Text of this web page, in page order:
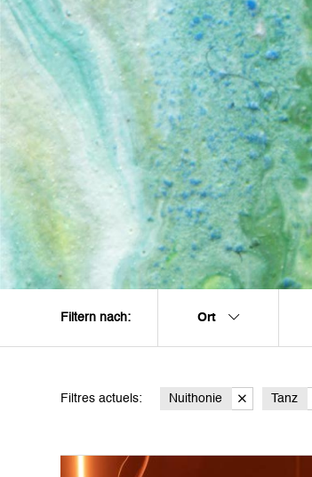
Filtern nach: Ort
Filtres actuels: Nuithonie Tanz